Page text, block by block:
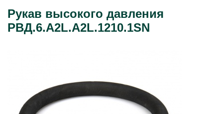
Рукав высокого давления
РВД.6.А2L.А2L.1210.1SN